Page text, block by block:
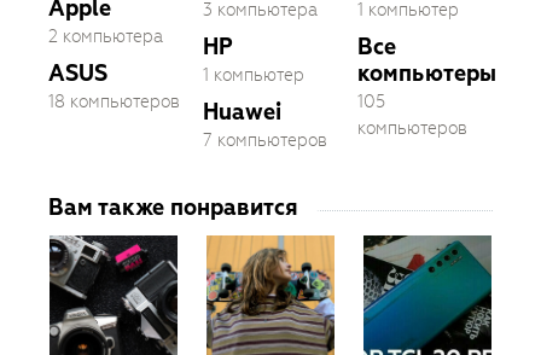
Apple
2 компьютера
ASUS
18 компьютеров
3 компьютера
HP
1 компьютер
Huawei
7 компьютеров
1 компьютер
Все
компьютеры
105
компьютеров
Вам также понравится